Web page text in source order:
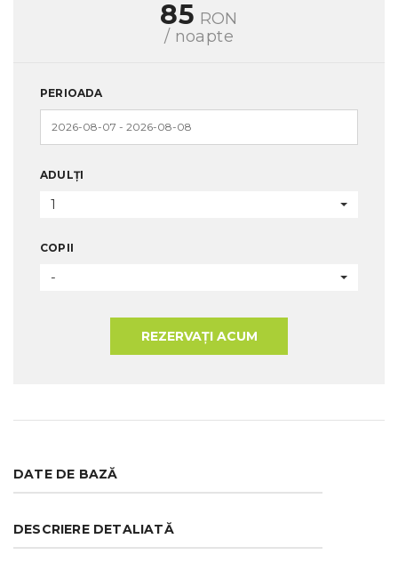
85 RON
/ noapte
PERIOADA
ADULȚI
1
COPII
-
REZERVAȚI ACUM
DATE DE BAZĂ
DESCRIERE DETALIATĂ